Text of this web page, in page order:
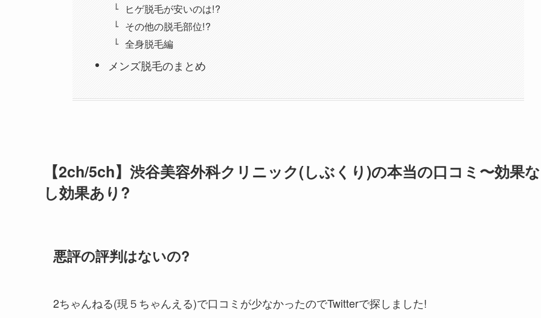
ヒゲ脱毛が安いのは!?
その他の脱毛部位!?
全身脱毛編
メンズ脱毛のまとめ
【2ch/5ch】渋谷美容外科クリニック(しぶくり)の本当の口コミ〜効果な
し効果あり?
悪評の評判はないの?
2ちゃんねる(現５ちゃんえる)で口コミが少なかったのでTwitterで探しました!